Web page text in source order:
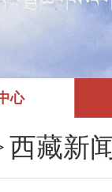
心
西藏新